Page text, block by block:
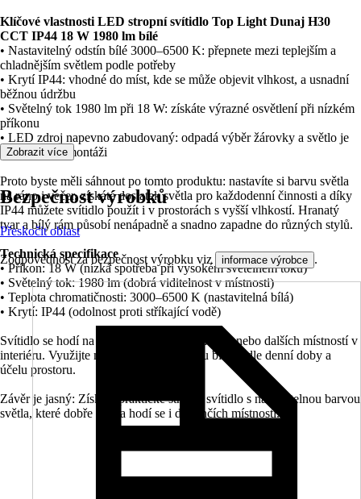
Klíčové vlastnosti LED stropní svítidlo Top Light Dunaj H30
CCT IP44 18 W 1980 lm bílé
• Nastavitelný odstín bílé 3000–6500 K: přepnete mezi teplejším a
chladnějším světlem podle potřeby
• Krytí IP44: vhodné do míst, kde se může objevit vlhkost, a usnadní
běžnou údržbu
• Světelný tok 1980 lm při 18 W: získáte výrazné osvětlení při nízkém
příkonu
• LED zdroj napevno zabudovaný: odpadá výběr žárovky a světlo je
připravené k montáži
Proto byste měli sáhnout po tomto produktu: nastavíte si barvu světla
na ráno i večer, získáte dostatek světla pro každodenní činnosti a díky
IP44 můžete svítidlo použít i v prostorách s vyšší vlhkostí. Hranatý
tvar a bílý rám působí nenápadně a snadno zapadne do různých stylů.
Technická specifikace
• Příkon: 18 W (nízká spotřeba při vysokém světelném toku)
• Světelný tok: 1980 lm (dobrá viditelnost v místnosti)
• Teplota chromatičnosti: 3000–6500 K (nastavitelná bílá)
• Krytí: IP44 (odolnost proti stříkající vodě)
Svítidlo se hodí na strop do koupelny, chodby nebo dalších místností v
interiéru. Využijte možnost volby odstínu bílé podle denní doby a
účelu prostoru.
Závěr je jasný: Získáte praktické stropní svítidlo s nastavitelnou barvou
světla, které dobře svítí a hodí se i do vlhčích místností.
Zobrazit více
Bezpečnost výrobků
Přeskočit oblast
Zodpovědnost za bezpečnost výrobku viz informace výrobce .